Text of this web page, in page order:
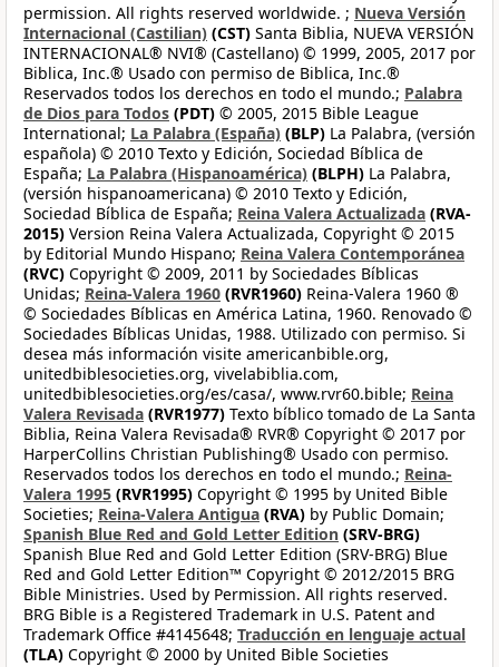
permission. All rights reserved worldwide. ; Nueva Versión
Internacional (Castilian) (CST) Santa Biblia, NUEVA VERSIÓN
INTERNACIONAL® NVI® (Castellano) © 1999, 2005, 2017 por
Biblica, Inc.® Usado con permiso de Biblica, Inc.®
Reservados todos los derechos en todo el mundo.; Palabra
de Dios para Todos (PDT) © 2005, 2015 Bible League
International; La Palabra (España) (BLP) La Palabra, (versión
española) © 2010 Texto y Edición, Sociedad Bíblica de
España; La Palabra (Hispanoamérica) (BLPH) La Palabra,
(versión hispanoamericana) © 2010 Texto y Edición,
Sociedad Bíblica de España; Reina Valera Actualizada (RVA-
2015) Version Reina Valera Actualizada, Copyright © 2015
by Editorial Mundo Hispano; Reina Valera Contemporánea
(RVC) Copyright © 2009, 2011 by Sociedades Bíblicas
Unidas; Reina-Valera 1960 (RVR1960) Reina-Valera 1960 ®
© Sociedades Bíblicas en América Latina, 1960. Renovado ©
Sociedades Bíblicas Unidas, 1988. Utilizado con permiso. Si
desea más información visite americanbible.org,
unitedbiblesocieties.org, vivelabiblia.com,
unitedbiblesocieties.org/es/casa/, www.rvr60.bible; Reina
Valera Revisada (RVR1977) Texto bíblico tomado de La Santa
Biblia, Reina Valera Revisada® RVR® Copyright © 2017 por
HarperCollins Christian Publishing® Usado con permiso.
Reservados todos los derechos en todo el mundo.; Reina-
Valera 1995 (RVR1995) Copyright © 1995 by United Bible
Societies; Reina-Valera Antigua (RVA) by Public Domain;
Spanish Blue Red and Gold Letter Edition (SRV-BRG)
Spanish Blue Red and Gold Letter Edition (SRV-BRG) Blue
Red and Gold Letter Edition™ Copyright © 2012/2015 BRG
Bible Ministries. Used by Permission. All rights reserved.
BRG Bible is a Registered Trademark in U.S. Patent and
Trademark Office #4145648; Traducción en lenguaje actual
(TLA) Copyright © 2000 by United Bible Societies